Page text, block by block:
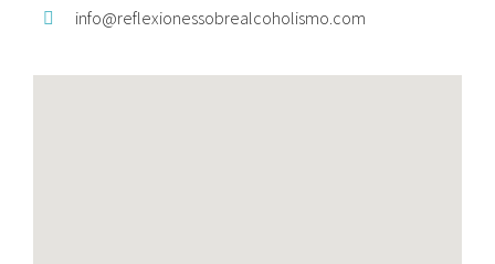
info@reflexionessobrealcoholismo.com